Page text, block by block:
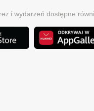
i wydarzeń dostępne